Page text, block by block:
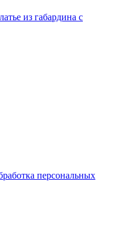
из габардина с
персональных